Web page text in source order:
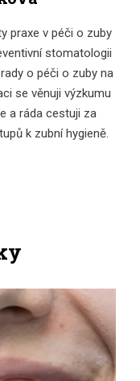
praxe v péči o zuby
stomatologii
o péči o zuby na
se věnuji výzkumu
a ráda cestuji za
k zubní hygieně.